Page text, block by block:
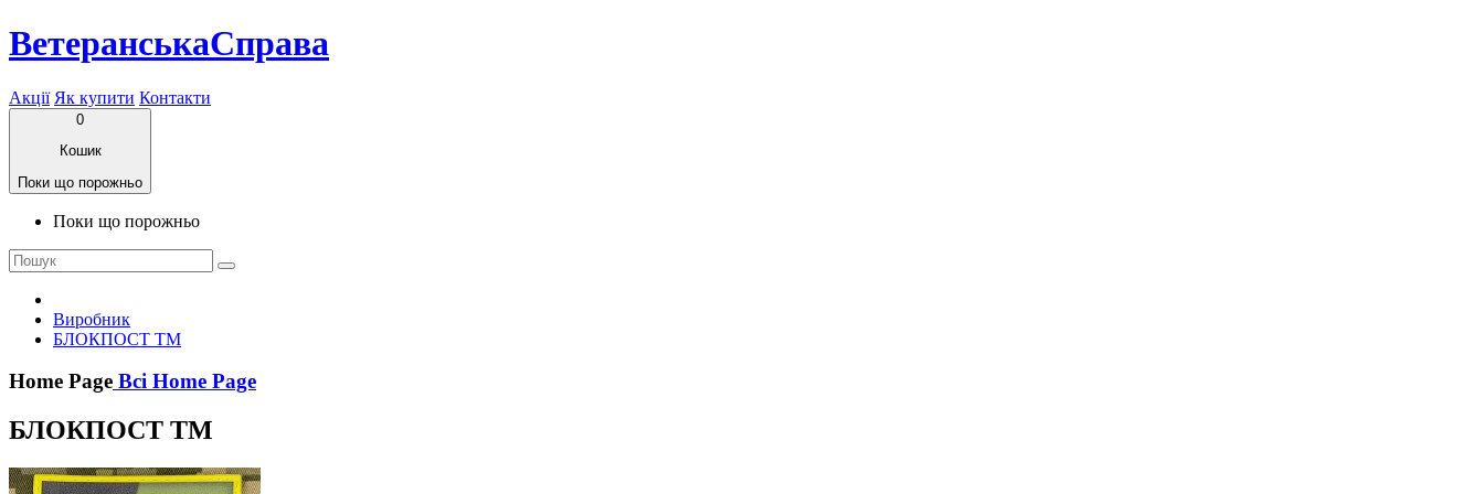
ВетеранськаСправа
Акції Як купити Контакти
0
Кошик
Поки що порожньо
Поки що порожньо
Виробник
БЛОКПОСТ ТМ
Home Page Всі Home Page
БЛОКПОСТ ТМ